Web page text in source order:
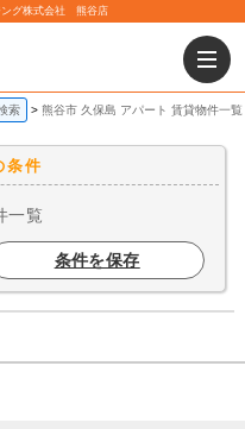
ング株式会社 熊谷店
索 熊谷市 久保島 アパート 賃貸物件一覧
条件
一覧
条件を保存